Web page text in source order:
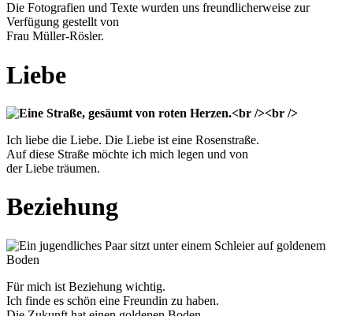
Die Fotografien und Texte wurden uns freundlicherweise zur
Verfügung gestellt von
Frau Müller-Rösler.
Liebe
Ich liebe die Liebe. Die Liebe ist eine Rosenstraße.
Auf diese Straße möchte ich mich legen und von
der Liebe träumen.
Beziehung
Für mich ist Beziehung wichtig.
Ich finde es schön eine Freundin zu haben.